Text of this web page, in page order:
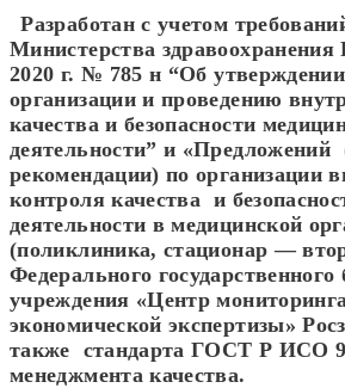
Разработан с учетом
Министерства
2020 г. № 785 н “Об
организации и проведению
качества и безопасности
деятельности” и «Предложений
рекомендации) по организации
контроля качества и
деятельности в медицинской
(поликлиника, стационар —
Федерального
учреждения «Центр
экономической экспертизы»
также стандарта ГОСТ Р ИСО
менеджмента качества.